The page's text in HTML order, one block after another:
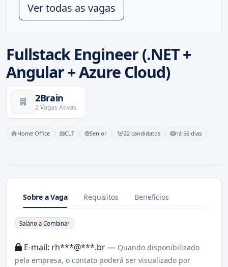
Fullstack Engineer (.NET +
Angular + Azure Cloud)
2Brain
2 Vagas Ativas
Home Office CLT Senior 22 candidatos há 56 dias
Ver todas as vagas
Sobre a Vaga Requisitos Benefícios
Sobre a Vaga
Salário a Combinar
E-mail: rh***@***.br — Quando disponibilizado
pela empresa, o contato poderá ser visualizado por